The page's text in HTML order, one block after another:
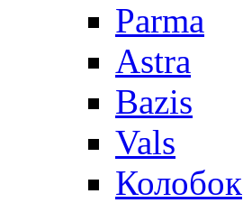
Parma
Astra
Bazis
Vals
Колобок